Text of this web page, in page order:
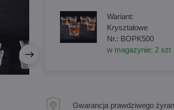
Wariant:
Kryształowe
Nr.: BOPK500
w magazynie: 2szt
Gwarancja prawdziwego